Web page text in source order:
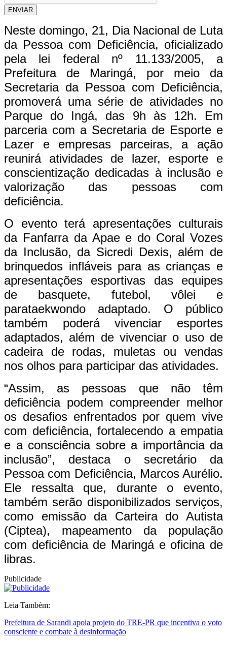
ENVIAR
Neste domingo, 21, Dia Nacional de Luta
da Pessoa com Deficiência, oficializado
pela lei federal nº 11.133/2005, a
Prefeitura de Maringá, por meio da
Secretaria da Pessoa com Deficiência,
promoverá uma série de atividades no
Parque do Ingá, das 9h às 12h. Em
parceria com a Secretaria de Esporte e
Lazer e empresas parceiras, a ação
reunirá atividades de lazer, esporte e
conscientização dedicadas à inclusão e
valorização das pessoas com
deficiência.
O evento terá apresentações culturais
da Fanfarra da Apae e do Coral Vozes
da Inclusão, da Sicredi Dexis, além de
brinquedos infláveis para as crianças e
apresentações esportivas das equipes
de basquete, futebol, vôlei e
parataekwondo adaptado. O público
também poderá vivenciar esportes
adaptados, além de vivenciar o uso de
cadeira de rodas, muletas ou vendas
nos olhos para participar das atividades.
“Assim, as pessoas que não têm
deficiência podem compreender melhor
os desafios enfrentados por quem vive
com deficiência, fortalecendo a empatia
e a consciência sobre a importância da
inclusão”, destaca o secretário da
Pessoa com Deficiência, Marcos Aurélio.
Ele ressalta que, durante o evento,
também serão disponibilizados serviços,
como emissão da Carteira do Autista
(Ciptea), mapeamento da população
com deficiência de Maringá e oficina de
libras.
Publicidade
Leia Também:
Prefeitura de Sarandi apoia projeto do TRE-PR que incentiva o voto
consciente e combate à desinformação